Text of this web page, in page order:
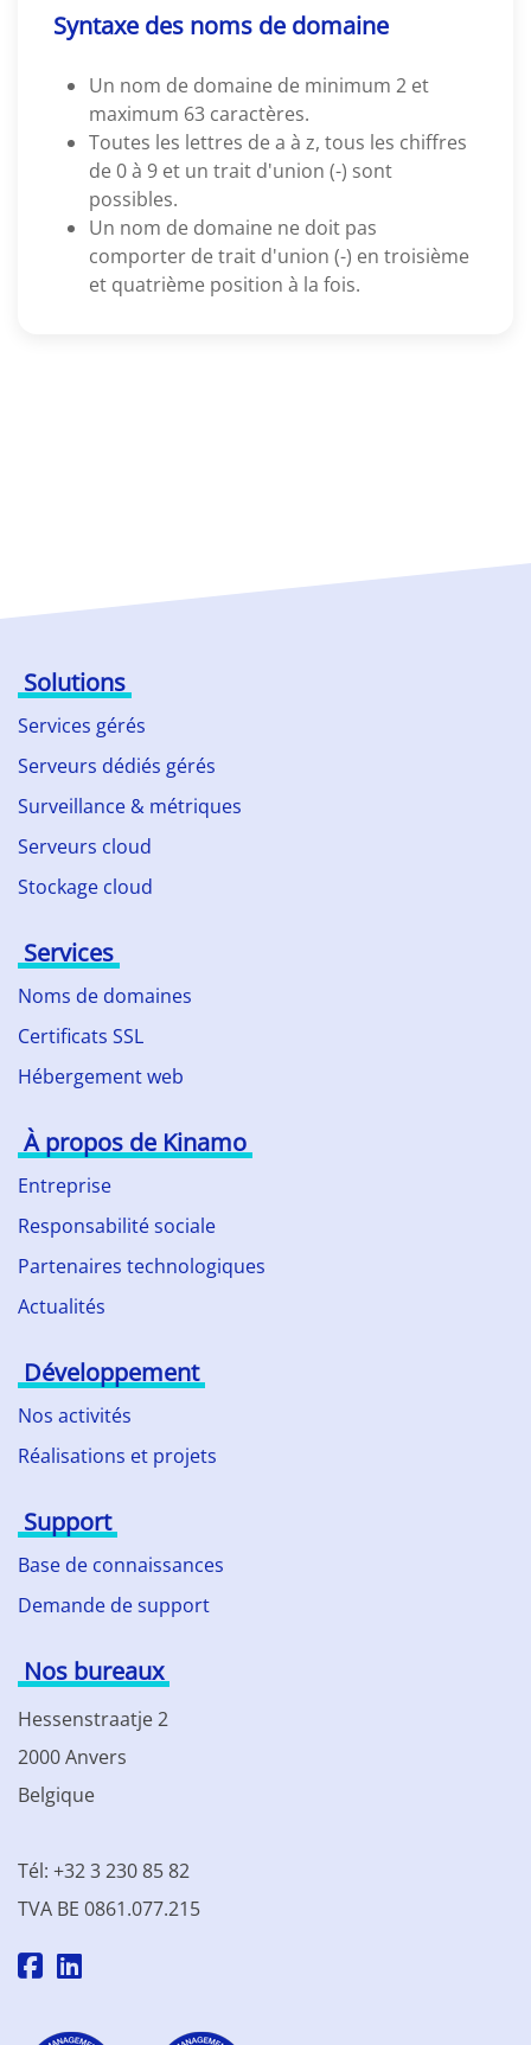
Syntaxe des noms de domaine
Un nom de domaine de minimum 2 et
maximum 63 caractères.
Toutes les lettres de a à z, tous les chiffres
de 0 à 9 et un trait d'union (-) sont
possibles.
Un nom de domaine ne doit pas
comporter de trait d'union (-) en troisième
et quatrième position à la fois.
Solutions
Services gérés
Serveurs dédiés gérés
Surveillance & métriques
Serveurs cloud
Stockage cloud
Services
Noms de domaines
Certificats SSL
Hébergement web
À propos de Kinamo
Entreprise
Responsabilité sociale
Partenaires technologiques
Actualités
Développement
Nos activités
Réalisations et projets
Support
Base de connaissances
Demande de support
Nos bureaux
Hessenstraatje 2
2000 Anvers
Belgique
Tél: +32 3 230 85 82
TVA BE 0861.077.215